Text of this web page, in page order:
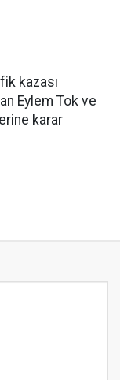
kazası
Eylem Tok ve
karar